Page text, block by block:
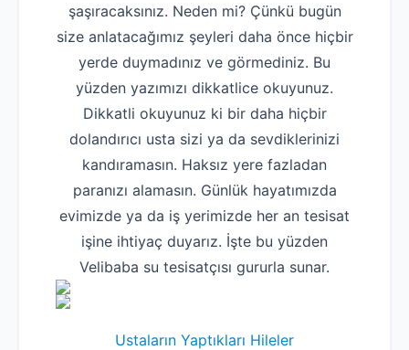
şaşıracaksınız. Neden mi? Çünkü bugün
size anlatacağımız şeyleri daha önce hiçbir
yerde duymadınız ve görmediniz. Bu
yüzden yazımızı dikkatlice okuyunuz.
Dikkatli okuyunuz ki bir daha hiçbir
dolandırıcı usta sizi ya da sevdiklerinizi
kandıramasın. Haksız yere fazladan
paranızı alamasın. Günlük hayatımızda
evimizde ya da iş yerimizde her an tesisat
işine ihtiyaç duyarız. İşte bu yüzden
Velibaba su tesisatçısı gururla sunar.
Ustaların Yaptıkları Hileler